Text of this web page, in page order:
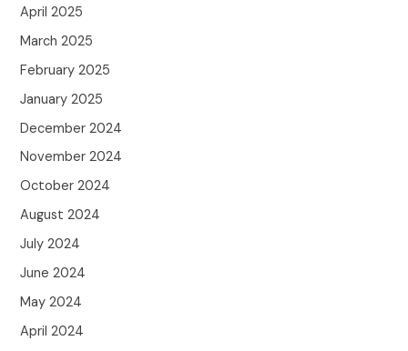
April 2025
March 2025
February 2025
January 2025
December 2024
November 2024
October 2024
August 2024
July 2024
June 2024
May 2024
April 2024